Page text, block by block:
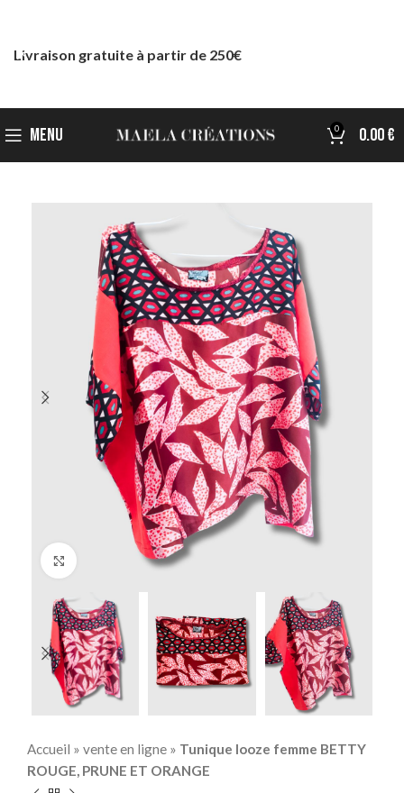
MENU 0 0.00€
Click to enlarge
Accueil » vente en ligne » Tunique looze femme BETTY
ROUGE, PRUNE ET ORANGE
Livraison gratuite à partir de 250€